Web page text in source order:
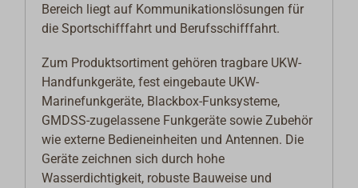
Bereich liegt auf Kommunikationslösungen für
die Sportschifffahrt und Berufsschifffahrt.
Zum Produktsortiment gehören tragbare UKW-
Handfunkgeräte, fest eingebaute UKW-
Marinefunkgeräte, Blackbox-Funksysteme,
GMDSS-zugelassene Funkgeräte sowie Zubehör
wie externe Bedieneinheiten und Antennen. Die
Geräte zeichnen sich durch hohe
Wasserdichtigkeit, robuste Bauweise und